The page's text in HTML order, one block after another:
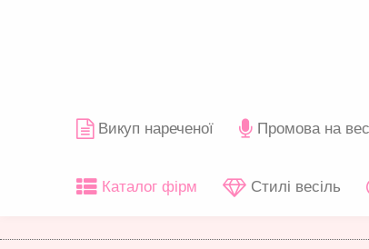
Викуп нареченої Промова на
Каталог фірм Стилі весіль